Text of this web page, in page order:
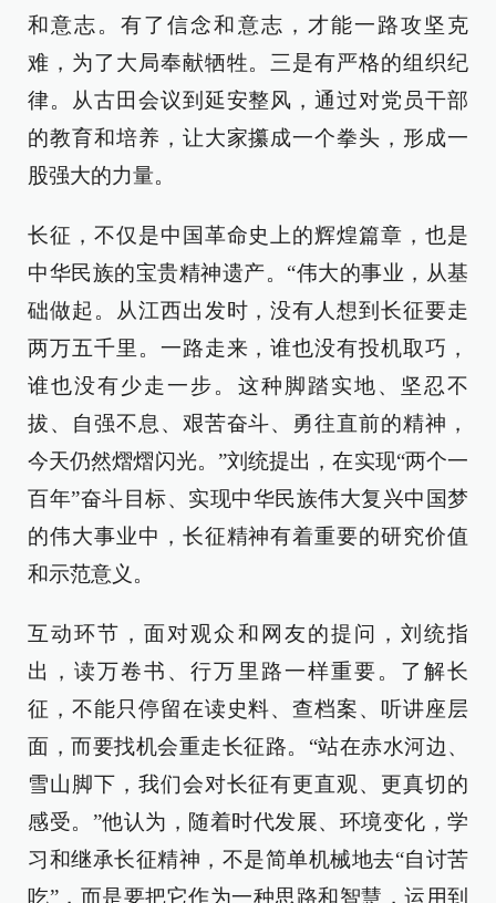
和意志。有了信念和意志，才能一路攻坚克
难，为了大局奉献牺牲。三是有严格的组织纪
律。从古田会议到延安整风，通过对党员干部
的教育和培养，让大家攥成一个拳头，形成一
股强大的力量。
长征，不仅是中国革命史上的辉煌篇章，也是
中华民族的宝贵精神遗产。“伟大的事业，从基
础做起。从江西出发时，没有人想到长征要走
两万五千里。一路走来，谁也没有投机取巧，
谁也没有少走一步。这种脚踏实地、坚忍不
拔、自强不息、艰苦奋斗、勇往直前的精神，
今天仍然熠熠闪光。”刘统提出，在实现“两个一
百年”奋斗目标、实现中华民族伟大复兴中国梦
的伟大事业中，长征精神有着重要的研究价值
和示范意义。
互动环节，面对观众和网友的提问，刘统指
出，读万卷书、行万里路一样重要。了解长
征，不能只停留在读史料、查档案、听讲座层
面，而要找机会重走长征路。“站在赤水河边、
雪山脚下，我们会对长征有更直观、更真切的
感受。”他认为，随着时代发展、环境变化，学
习和继承长征精神，不是简单机械地去“自讨苦
吃”，而是要把它作为一种思路和智慧，运用到